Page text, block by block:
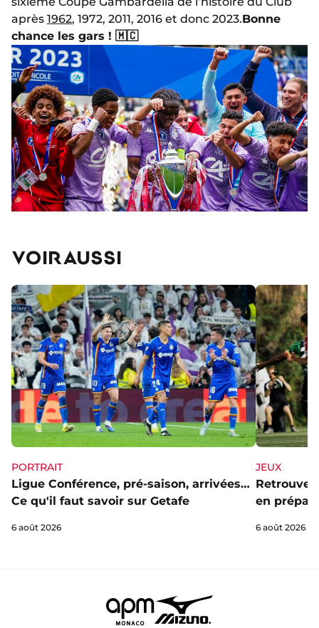
après 1962, 1972, 2011, 2016 et donc 2023.Bonne
chance les gars ! 🇲🇨
VOIR AUSSI
PORTRAIT
Ligue Conférence, pré-saison, arrivées…
Ce qu'il faut savoir sur Getafe
6 août 2026
JEUX
Retrouve
en prépa'
6 août 2026